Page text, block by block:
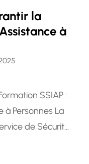
la
à
SSIAP :
à Personnes La
de Sécurité
travaillant